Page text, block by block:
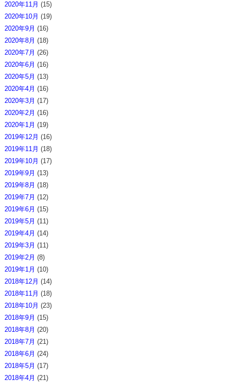
2020年11月 (15)
2020年10月 (19)
2020年9月 (16)
2020年8月 (18)
2020年7月 (26)
2020年6月 (16)
2020年5月 (13)
2020年4月 (16)
2020年3月 (17)
2020年2月 (16)
2020年1月 (19)
2019年12月 (16)
2019年11月 (18)
2019年10月 (17)
2019年9月 (13)
2019年8月 (18)
2019年7月 (12)
2019年6月 (15)
2019年5月 (11)
2019年4月 (14)
2019年3月 (11)
2019年2月 (8)
2019年1月 (10)
2018年12月 (14)
2018年11月 (18)
2018年10月 (23)
2018年9月 (15)
2018年8月 (20)
2018年7月 (21)
2018年6月 (24)
2018年5月 (17)
2018年4月 (21)